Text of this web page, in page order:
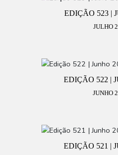
EDIÇÃO 523 |
JULHO
EDIÇÃO 522 |
JUNHO
EDIÇÃO 521 |